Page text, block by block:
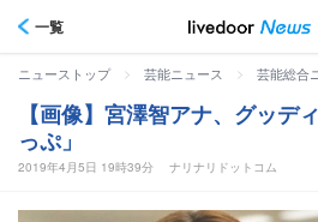
一覧
ニューストップ > 芸能ニュース > 芸能総合
【画像】宮澤智アナ、グッデ
っぷ」
2019年4月5日 19時39分 ナリナリドットコム